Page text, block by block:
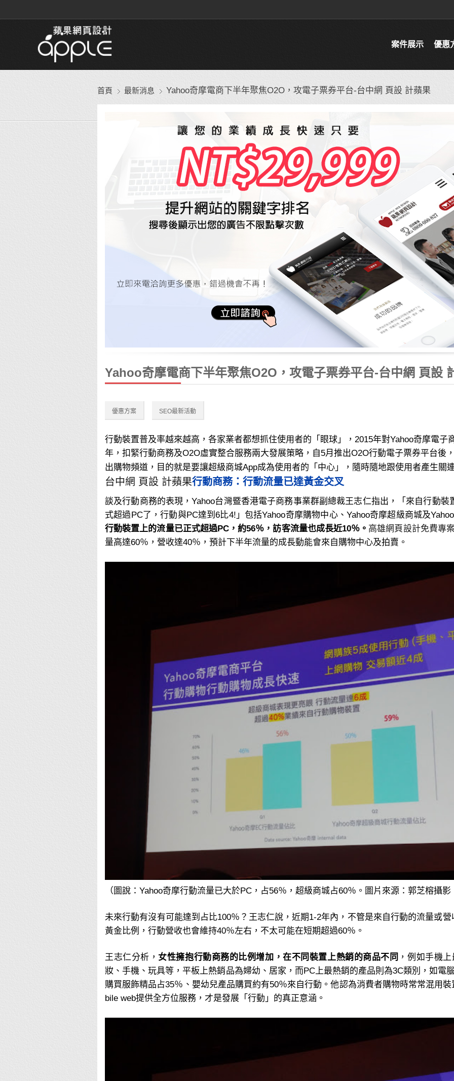
案件展示 優惠
首頁 最新消息 Yahoo奇摩電商下半年聚焦O2O，攻電子票券平台-台中網 頁設 計蘋果
Yahoo奇摩電商下半年聚焦O2O，攻電子票券平台-台中網 頁設
優惠方案 SEO最新活動
行動裝置普及率越來越高，各家業者都想抓住使用者的「眼球」，2015年對Yahoo奇摩電子
年，扣緊行動商務及O2O虛實整合服務兩大發展策略，自5月推出O2O行動電子票券平台後
出購物頻道，目的就是要讓超級商城App成為使用者的「中心」，隨時隨地跟使用者產生關
台中網 頁設 計蘋果行動商務：行動流量已達黃金交叉
談及行動商務的表現，Yahoo台灣暨香港電子商務事業群副總裁王志仁指出，「來自行動裝
式超過PC了，行動與PC達到6比4!」包括Yahoo奇摩購物中心、Yahoo奇摩超級商城及
行動裝置上的流量已正式超過PC，約56％，訪客流量也成長近10％。 高雄網頁設計免費專
量高達60％，營收達40％，預計下半年流量的成長動能會來自購物中心及拍賣。
（圖說：Yahoo奇摩行動流量已大於PC，占56％，超級商城占60％。圖片來源：郭芝榕攝影
未來行動有沒有可能達到占比100％？王志仁說，近期1-2年內，不管是來自行動的流量或
黃金比例，行動營收也會維持40％左右，不太可能在短期超過60％。
王志仁分析， 女性擁抱行動商務的比例增加，在不同裝置上熱銷的商品不同 ，例如手機
妝、手機、玩具等，平板上熱銷品為婦幼、居家，而PC上最熱銷的產品則為3C類別，如電
購買服飾精品占35％、嬰幼兒產品購買約有50％來自行動。他認為消費者購物時常常混用
bile web提供全方位服務，才是發展「行動」的真正意涵。